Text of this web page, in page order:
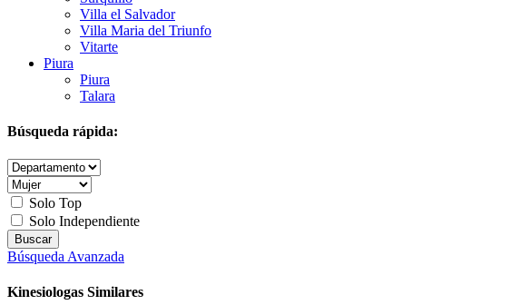
Villa el Salvador
Villa Maria del Triunfo
Vitarte
Piura
Piura
Talara
Búsqueda rápida:
Solo Top
Solo Independiente
Búsqueda Avanzada
Kinesiologas Similares